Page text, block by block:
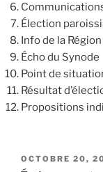
Élection
Info de la Région
Écho du Synode
Point de
Résultat
Propositions
PUBLIÉ
OCTOBRE 20,